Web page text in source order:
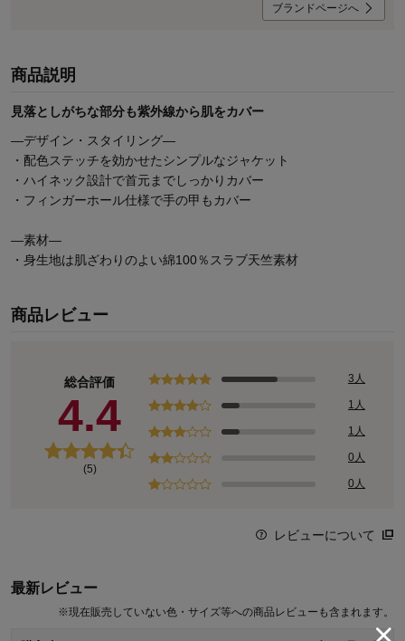
ブランドページへ
商品説明
見落としがちな部分も紫外線から肌をカバー
―デザイン・スタイリング―
・配色ステッチを効かせたシンプルなジャケット
・ハイネック設計で首元までしっかりカバー
・フィンガーホール仕様で手の甲もカバー
―素材―
・身生地は肌ざわりのよい綿100％スラブ天竺素材
商品レビュー
総合評価
4.4
(5)
3人
1人
1人
0人
0人
レビューについて
最新レビュー
※現在販売していない色・サイズ等への商品レビューも含まれます。